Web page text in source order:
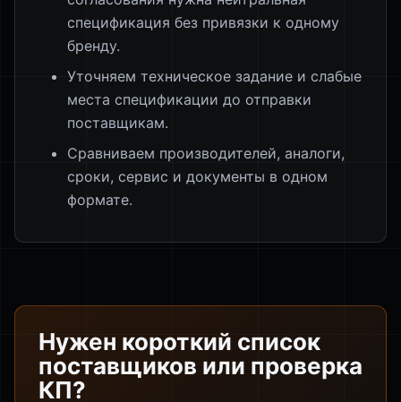
спецификация без привязки к одному
бренду.
Уточняем техническое задание и слабые
места спецификации до отправки
поставщикам.
Сравниваем производителей, аналоги,
сроки, сервис и документы в одном
формате.
Нужен короткий список
поставщиков или проверка
КП?